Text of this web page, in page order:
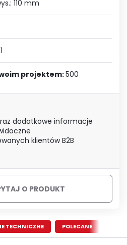
110 mm
1
projektem:500
dodatkowe informacje
klientów B2B
O PRODUKT
TECHNICZNE POLECANE